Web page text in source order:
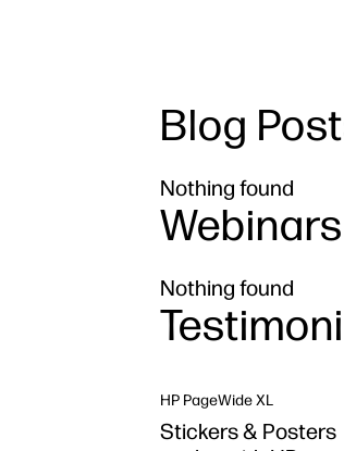
Blog
Nothing found
Webinars
Nothing found
HP PageWide XL
Stickers & Posters